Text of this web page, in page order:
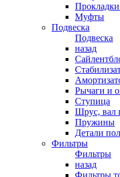
Муфты
Подвеска
Подвеска
назад
Рычаги и
Ступица
Шрус, вал
Пружины
Детали
Фильтры
Фильтры
назад
Фильтры